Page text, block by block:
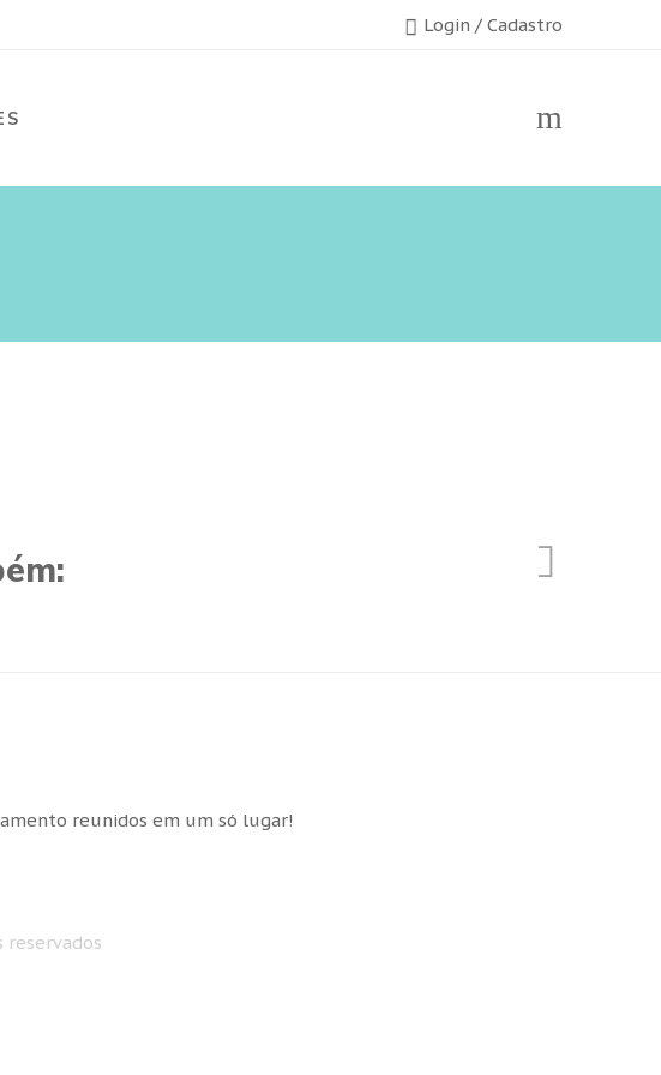
Login / Cadastro
reunidos em um só lugar!